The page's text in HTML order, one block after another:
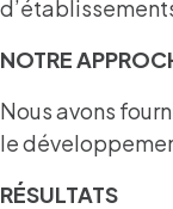
NOTRE
Nous avons
le
RÉSULTATS